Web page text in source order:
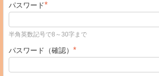
パスワード*
半角英数記号で8～30字まで
パスワード（確認） *